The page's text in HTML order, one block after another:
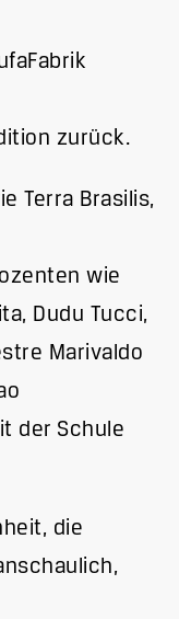
zurück.
Terra Brasilis,
wie
Dudu Tucci,
Marivaldo
der Schule
die